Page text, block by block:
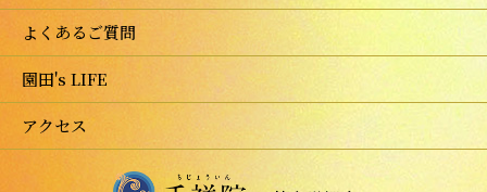
よくあるご質問
園田's LIFE
アクセス